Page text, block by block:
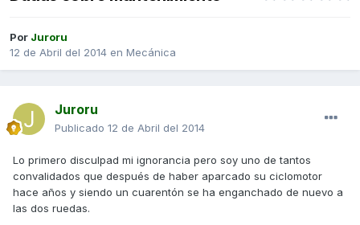
Por Juroru
12 de Abril del 2014 en Mecánica
Juroru
Publicado 12 de Abril del 2014
Lo primero disculpad mi ignorancia pero soy uno de tantos
convalidados que después de haber aparcado su ciclomotor
hace años y siendo un cuarentón se ha enganchado de nuevo a
las dos ruedas.